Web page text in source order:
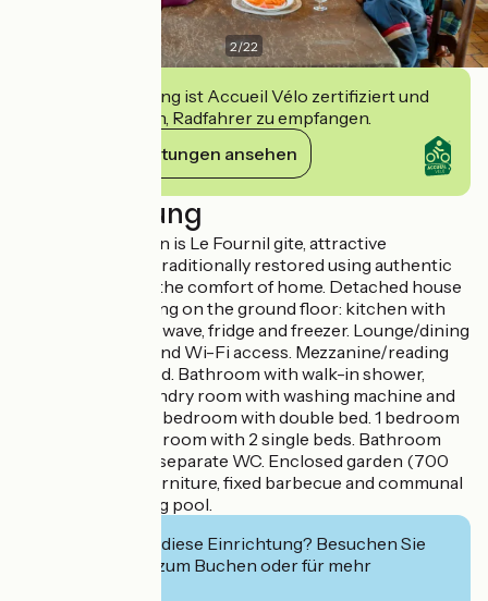
2/22
Diese Einrichtung ist Accueil Vélo zertifiziert und
verpflichtet sich, Radfahrer zu empfangen.
Ihre Verpflichtungen ansehen
Beschreibung
The latest creation is Le Fournil gite, attractive
accommodation, traditionally restored using authentic
materials, with all the comfort of home. Detached house
(135 m²), comprising on the ground floor: kitchen with
dishwasher, microwave, fridge and freezer. Lounge/dining
room with stove and Wi-Fi access. Mezzanine/reading
room with sofa bed. Bathroom with walk-in shower,
separate WC. Laundry room with washing machine and
dryer. First floor: 1 bedroom with double bed. 1 bedroom
with 2 twin beds. 1 room with 2 single beds. Bathroom
with corner bath, separate WC. Enclosed garden (700
m²) with garden furniture, fixed barbecue and communal
outdoor swimming pool.
Interessiert Sie diese Einrichtung? Besuchen Sie
deren Website zum Buchen oder für mehr